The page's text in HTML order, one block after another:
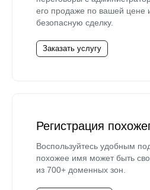
его продаже по вашей цене
безопасную сделку.
Заказать услугу
Регистрация
Воспользуйтесь удобным
похожее имя может быть
из 700+ доменных зон.